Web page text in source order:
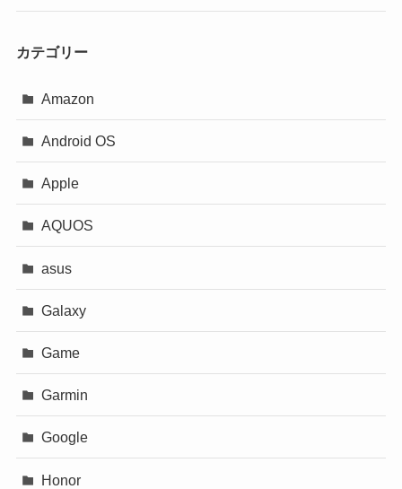
カテゴリー
Amazon
Android OS
Apple
AQUOS
asus
Galaxy
Game
Garmin
Google
Honor